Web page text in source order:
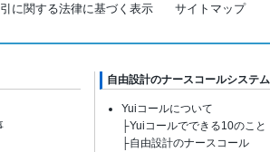
に関する法律に基づく表示 サイトマップ
自由設計のナースコールシステム
Yuiコールについて
├Yuiコールでできる10のこと
├自由設計のナースコール